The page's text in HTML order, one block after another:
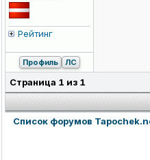
Рейтинг
Профиль ЛС
Страница 1 из 1
Список форумов